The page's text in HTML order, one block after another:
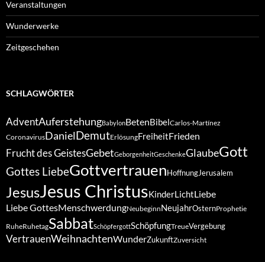
Veranstaltungen
Wunderwerke
Zeitgeschehen
SCHLAGWÖRTER
AdventAuferstehungBabylonBetenBibelCarlos-Martínez
CoronavirusDanielDemutErlösungFreiheitFrieden
Frucht des GeistesGebetGeborgenheitGeschenkeGlaubeGott
Gottes LiebeGottvertrauenHoffnungJerusalem
JesusJesus ChristusKinderLichtLiebe
Liebe GottesMenschwerdungNeubeginnNeujahrOsternProphetie
RuheRuhetagSabbatSchöpfergottSchöpfungTreueVergebung
VertrauenWeihnachtenWunderZukunftZuversicht